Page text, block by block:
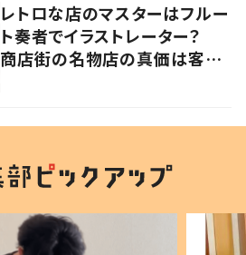
レトロな店のマスターはフルー
ト奏者でイラストレーター？
商店街の名物店の真価は客と